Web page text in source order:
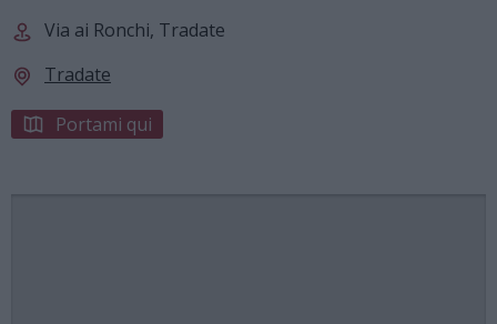
Via ai Ronchi, Tradate
Tradate
Portami qui